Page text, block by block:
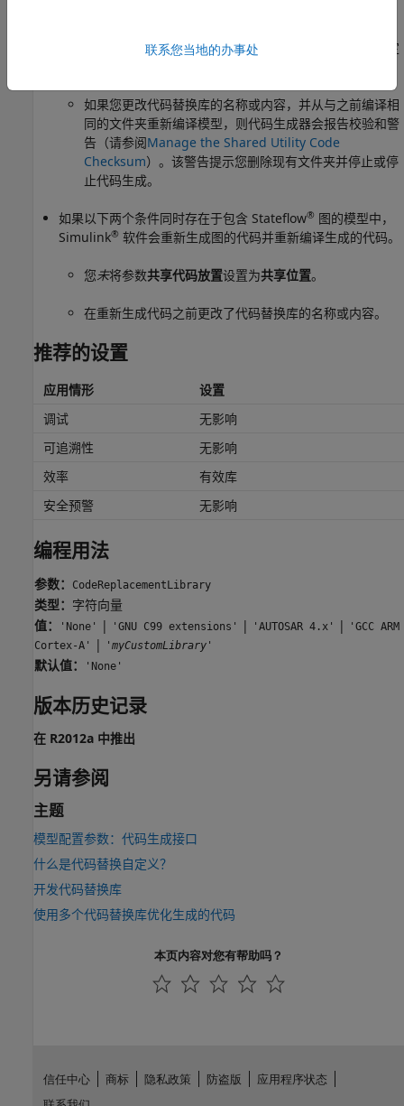
对于共享位置或位于模型层次结构中的模型，您必须指定
如果您更改代码替换库的名称或内容，并从与之前编译相
同的文件夹重新编译模型，则代码生成器会报告校验和警
告（请参阅Manage the Shared Utility Code
Checksum）。该警告提示您删除现有文件夹并停止或停
止代码生成。
如果以下两个条件同时存在于包含 Stateflow® 图的模型中，
Simulink® 软件会重新生成图的代码并重新编译生成的代码。
您未将参数共享代码放置设置为共享位置。
在重新生成代码之前更改了代码替换库的名称或内容。
推荐的设置
应用情形
设置
调试
无影响
可追溯性
无影响
效率
有效库
安全预警
无影响
编程用法
参数： CodeReplacementLibrary
类型： 字符向量
值：
'None' | 'GNU C99 extensions' | 'AUTOSAR 4.x' |
'GCC ARM
Cortex-A'
| 'myCustomLibrary'
默认值： 'None'
版本历史记录
在 R2012a 中推出
另请参阅
主题
模型配置参数：代码生成接口
什么是代码替换自定义？
开发代码替换库
使用多个代码替换库优化生成的代码
本页内容对您有帮助吗？
联系您当地的办事处
信任中心 商标 隐私政策 防盗版
应用程序状态